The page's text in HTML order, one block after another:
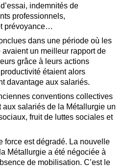
indemnités de
professionnels,
prévoyance…
dans une période où les
un meilleur rapport de
grâce à leurs actions
étaient alors
davantage aux salariés.
conventions collectives
salariés de la Métallurgie un
fruit de luttes sociales et
force est dégradé. La nouvelle
Métallurgie a été négociée à
de mobilisation. C’est le